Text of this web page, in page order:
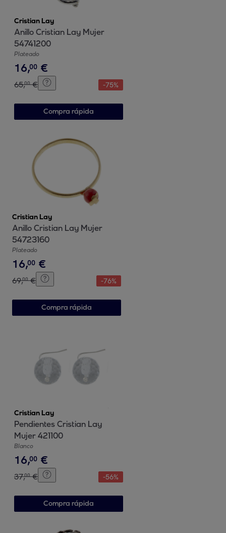
Cristian Lay
Anillo Cristian Lay Mujer
54741200
Plateado
16,00 €
65,00 € -75%
Compra rápida
Cristian Lay
Anillo Cristian Lay Mujer
54723160
Plateado
16,00 €
69,00 € -76%
Compra rápida
Cristian Lay
Pendientes Cristian Lay
Mujer 421100
Blanco
16,00 €
37,00 € -56%
Compra rápida